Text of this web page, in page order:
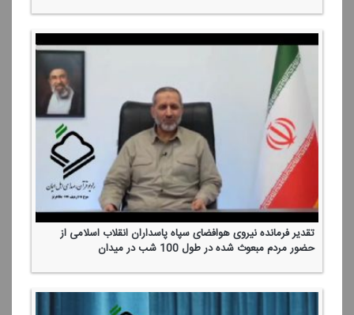
تقدیر فرمانده نیروی هوافضای سپاه پاسداران انقلاب اسلامی از
حضور مردم مبعوث شده در طول 100 شب در میدان